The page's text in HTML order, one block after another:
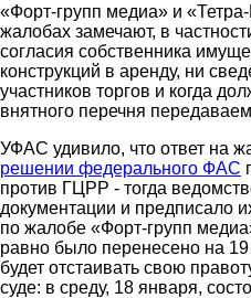
«Форт-групп медиа» и
жалобах замечают, в
согласия собственника
конструкций в аренду, ни
участников торгов и когда
внятного перечня
УФАС удивило, что ответ на
решении федерального ФАС
против ГЦРР - тогда
документации и предписало
по жалобе «Форт-групп
равно было перенесено на
будет отстаивать свою
суде: в среду, 18 января,